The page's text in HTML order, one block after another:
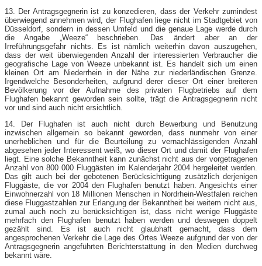
13. Der Antragsgegnerin ist zu konzedieren, dass der Verkehr zumindest
überwiegend annehmen wird, der Flughafen liege nicht im Stadtgebiet von
Düsseldorf, sondern in dessen Umfeld und die genaue Lage werde durch
die Angabe „Weeze“ beschrieben. Das ändert aber an der
Irreführungsgefahr nichts. Es ist nämlich weiterhin davon auszugehen,
dass der weit überwiegenden Anzahl der interessierten Verbraucher die
geografische Lage von Weeze unbekannt ist. Es handelt sich um einen
kleinen Ort am Niederrhein in der Nähe zur niederländischen Grenze.
Irgendwelche Besonderheiten, aufgrund derer dieser Ort einer breiteren
Bevölkerung vor der Aufnahme des privaten Flugbetriebs auf dem
Flughafen bekannt geworden sein sollte, trägt die Antragsgegnerin nicht
vor und sind auch nicht ersichtlich.
14. Der Flughafen ist auch nicht durch Bewerbung und Benutzung
inzwischen allgemein so bekannt geworden, dass nunmehr von einer
unerheblichen und für die Beurteilung zu vernachlässigenden Anzahl
abgesehen jeder Interessent weiß, wo dieser Ort und damit der Flughafen
liegt. Eine solche Bekanntheit kann zunächst nicht aus der vorgetragenen
Anzahl von 800 000 Fluggästen im Kalenderjahr 2004 hergeleitet werden.
Das gilt auch bei der gebotenen Berücksichtigung zusätzlich derjenigen
Fluggäste, die vor 2004 den Flughafen benutzt haben. Angesichts einer
Einwohnerzahl von 18 Millionen Menschen in Nordrhein-Westfalen reichen
diese Fluggastzahlen zur Erlangung der Bekanntheit bei weitem nicht aus,
zumal auch noch zu berücksichtigen ist, dass nicht wenige Fluggäste
mehrfach den Flughafen benutzt haben werden und deswegen doppelt
gezählt sind. Es ist auch nicht glaubhaft gemacht, dass dem
angesprochenen Verkehr die Lage des Ortes Weeze aufgrund der von der
Antragsgegnerin angeführten Berichterstattung in den Medien durchweg
bekannt wäre.